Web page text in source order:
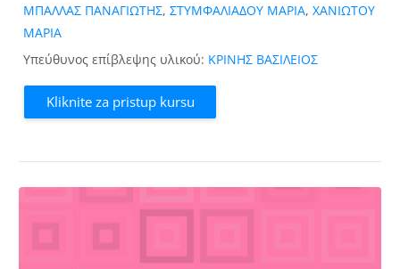
ΜΠΑΛΛΑΣ ΠΑΝΑΓΙΩΤΗΣ, ΣΤΥΜΦΑΛΙΑΔΟΥ ΜΑΡΙΑ, ΧΑΝΙΩΤΟΥ
ΜΑΡΙΑ
Υπεύθυνος επίβλεψης υλικού: ΚΡΙΝΗΣ ΒΑΣΙΛΕΙΟΣ
Kliknite za pristup kursu